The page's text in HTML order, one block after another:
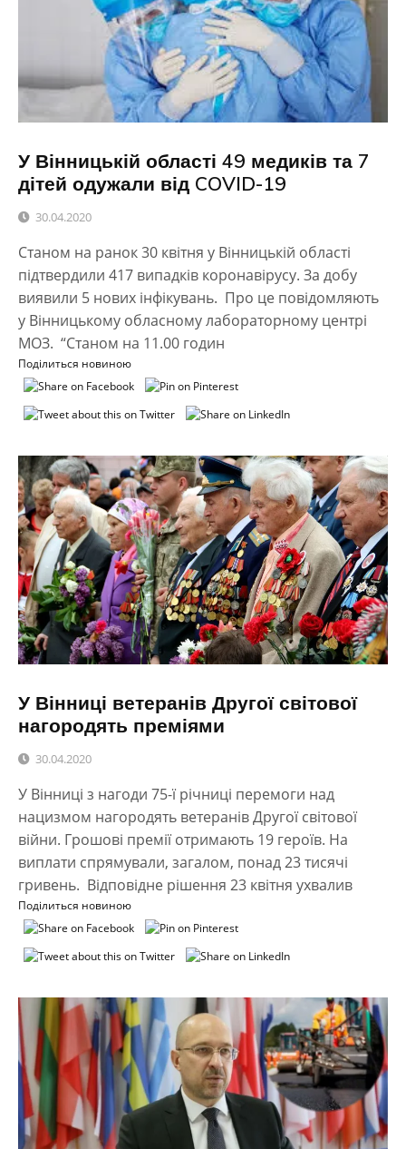
У Вінницькій області 49 медиків та 7
дітей одужали від COVID-19
30.04.2020
Станом на ранок 30 квітня у Вінницькій області
підтвердили 417 випадків коронавірусу. За добу
виявили 5 нових інфікувань. Про це повідомляють
у Вінницькому обласному лабораторному центрі
МОЗ. “Станом на 11.00 годин
Поділиться новиною
У Вінниці ветеранів Другої світової
нагородять преміями
30.04.2020
У Вінниці з нагоди 75-ї річниці перемоги над
нацизмом нагородять ветеранів Другої світової
війни. Грошові премії отримають 19 героїв. На
виплати спрямували, загалом, понад 23 тисячі
гривень. Відповідне рішення 23 квітня ухвалив
Поділиться новиною